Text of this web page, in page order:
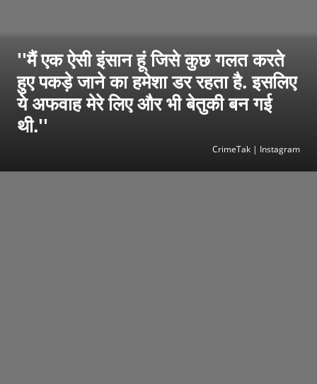
''मैं एक ऐसी इंसान हूं जिसे कुछ गलत करते
हुए पकड़े जाने का हमेशा डर रहता है. इसलिए
ये अफवाह मेरे लिए और भी बेतुकी बन गई
थी.''
CrimeTak | Instagram